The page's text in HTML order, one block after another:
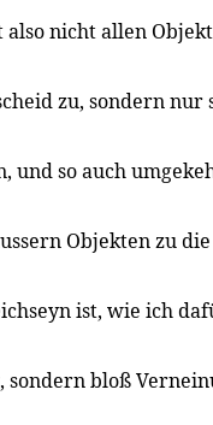
nicht allen
zu, sondern
und so auch
Objekten zu
ist, wie ich
sondern bloß